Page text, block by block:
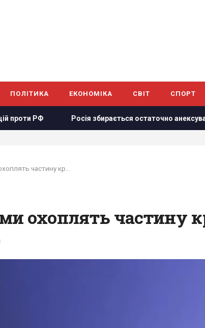
ПОЛІТИКА ЕКОНОМІКА СВІТ СПОРТ
Росія збирається остаточно анексувати частину
охоплять частину